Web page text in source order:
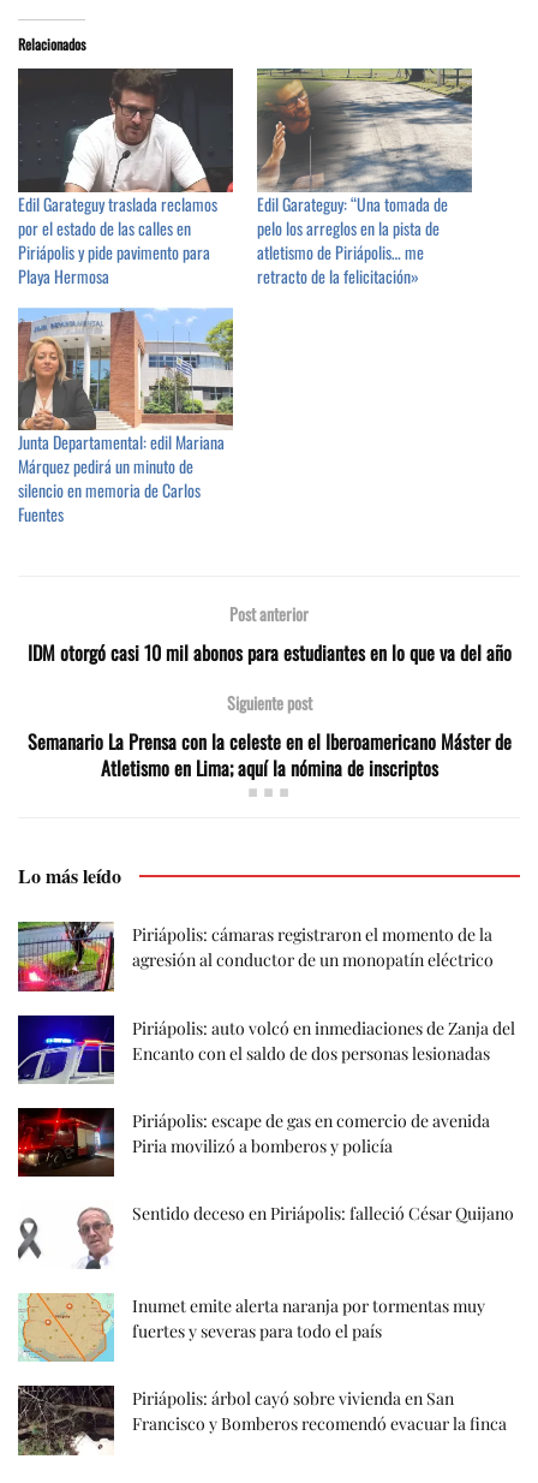
Relacionados
Edil Garateguy traslada reclamos
por el estado de las calles en
Piriápolis y pide pavimento para
Playa Hermosa
Edil Garateguy: “Una tomada de
pelo los arreglos en la pista de
atletismo de Piriápolis… me
retracto de la felicitación»
Junta Departamental: edil Mariana
Márquez pedirá un minuto de
silencio en memoria de Carlos
Fuentes
Post anterior
IDM otorgó casi 10 mil abonos para estudiantes en lo que va del año
Siguiente post
Semanario La Prensa con la celeste en el Iberoamericano Máster de
Atletismo en Lima; aquí la nómina de inscriptos
Lo más leído
Piriápolis: cámaras registraron el momento de la
agresión al conductor de un monopatín eléctrico
Piriápolis: auto volcó en inmediaciones de Zanja del
Encanto con el saldo de dos personas lesionadas
Piriápolis: escape de gas en comercio de avenida
Piria movilizó a bomberos y policía
Sentido deceso en Piriápolis: falleció César Quijano
Inumet emite alerta naranja por tormentas muy
fuertes y severas para todo el país
Piriápolis: árbol cayó sobre vivienda en San
Francisco y Bomberos recomendó evacuar la finca